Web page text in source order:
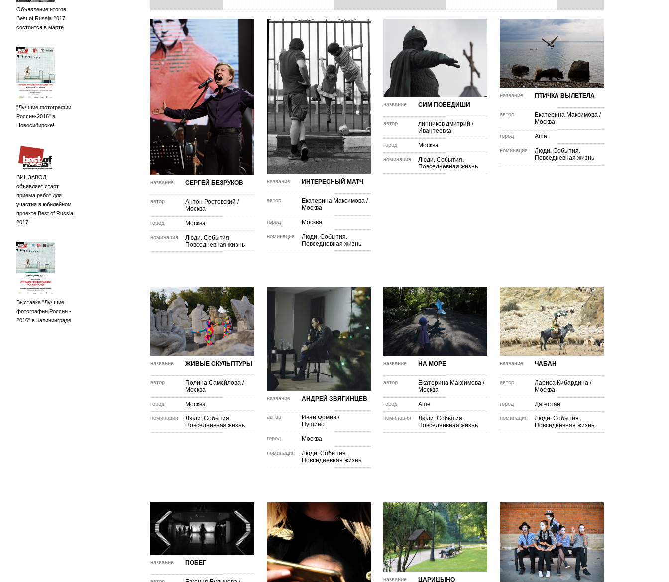
Объявление итогов
Best of Russia 2017
состоится в марте
"Лучшие фотографии
России-2016" в
Новосибирске!
ВИНЗАВОД
объявляет старт
приема работ для
участия в юбилейном
проекте Best of Russia
2017
Выставка "Лучшие
фотографии России -
2016" в Калининграде
название СЕРГЕЙ БЕЗРУКОВ
автор Антон Ростовский /
Москва
город Москва
номинация
Люди. События.
Повседневная жизнь
название ИНТЕРЕСНЫЙ МАТЧ
автор Екатерина Максимова /
Москва
город Москва
номинация
Люди. События.
Повседневная жизнь
название СИМ ПОБЕДИШИ
автор линников дмитрий /
Ивантеевка
город Москва
номинация
Люди. События.
Повседневная жизнь
название ПТИЧКА ВЫЛЕТЕЛА
автор Екатерина Максимова /
Москва
город Аше
номинация
Люди. События.
Повседневная жизнь
название ЖИВЫЕ СКУЛЬПТУРЫ
автор Полина Самойлова /
Москва
город Москва
номинация
Люди. События.
Повседневная жизнь
название АНДРЕЙ ЗВЯГИНЦЕВ
автор Иван Фомин /
Пущино
город Москва
номинация
Люди. События.
Повседневная жизнь
название НА МОРЕ
автор Екатерина Максимова /
Москва
город Аше
номинация
Люди. События.
Повседневная жизнь
название ЧАБАН
автор Лариса Кибардина /
Москва
город Дагестан
номинация
Люди. События.
Повседневная жизнь
название ПОБЕГ
название ЦАРИЦЫНО